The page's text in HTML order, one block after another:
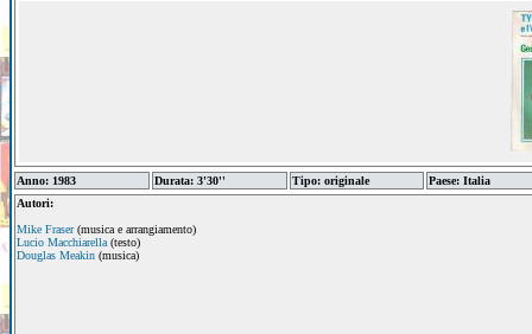
Anno: 1983 Durata: 3'30'' Tipo: originale
Paese: Italia
Autori:
Mike Fraser(musica e arrangiamento)
Lucio Macchiarella (testo)
Douglas Meakin (musica)